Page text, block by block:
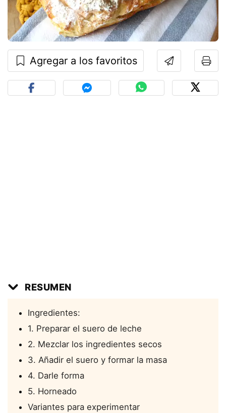
Agregar a los favoritos
RESUMEN
Ingredientes:
1. Preparar el suero de leche
2. Mezclar los ingredientes secos
3. Añadir el suero y formar la masa
4. Darle forma
5. Horneado
Variantes para experimentar